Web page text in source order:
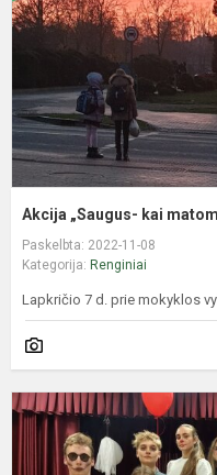
Akcija „Saugus- kai
Paskelbta: 2022-11-08
Kategorija: Renginiai
Lapkričio 7 d. prie mokyklos